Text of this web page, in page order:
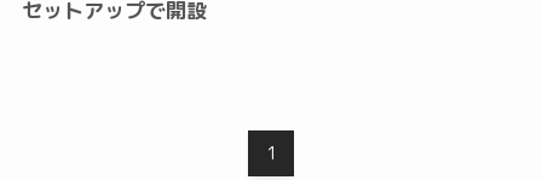
セットアップで開設
1